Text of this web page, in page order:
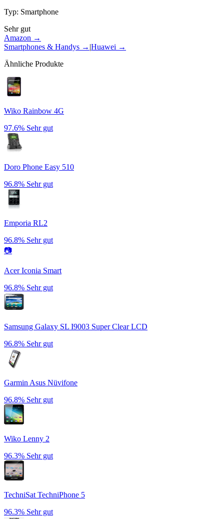
Typ: Smartphone
Sehr gut
Amazon →
Smartphones & Handys → |Huawei →
Ähnliche Produkte
Wiko Rainbow 4G
97.6% Sehr gut
Doro Phone Easy 510
96.8% Sehr gut
Emporia RL2
96.8% Sehr gut
📷
Acer Iconia Smart
96.8% Sehr gut
Samsung Galaxy SL I9003 Super Clear LCD
96.8% Sehr gut
Garmin Asus Nüvifone
96.8% Sehr gut
Wiko Lenny 2
96.3% Sehr gut
TechniSat TechniPhone 5
96.3% Sehr gut